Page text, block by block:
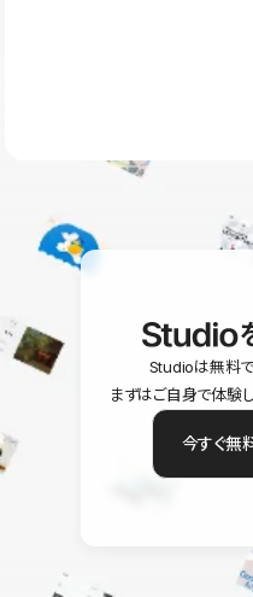
はSSL/TLSによる通信暗号化
操作方法や機能については、
ユーザー同士で質問・相談で
Studioは無料で
まずはご自身で体験
今すぐ無